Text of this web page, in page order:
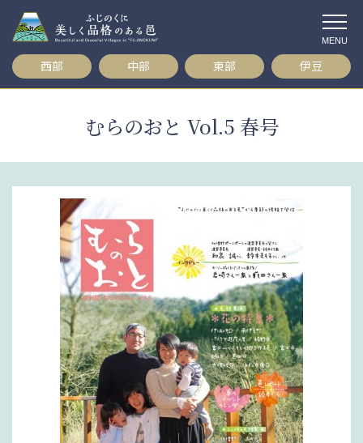
ツ
西部 中部 東部 伊豆
むらのおと Vol.5 春号